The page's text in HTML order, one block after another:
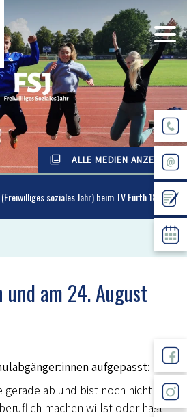
ALLE MEDIEN ANZEIGEN
(Freiwilliges soziales Jahr) beim TV Fürth 1860!
und am 24. August
aufgepasst:
gerade ab und bist noch nicht
machen willst oder hast